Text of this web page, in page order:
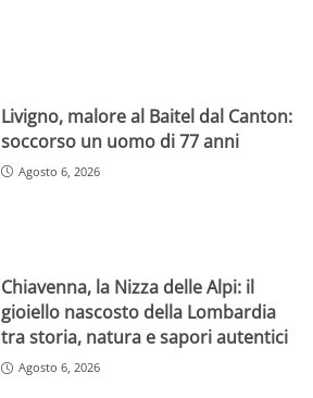
Livigno, malore al Baitel dal Canton:
soccorso un uomo di 77 anni
Agosto 6, 2026
Chiavenna, la Nizza delle Alpi: il
gioiello nascosto della Lombardia
tra storia, natura e sapori autentici
Agosto 6, 2026